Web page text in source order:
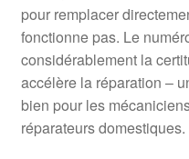
pour remplacer
fonctionne pas. Le
considérablement la
accélère la réparation –
bien pour les
réparateurs domestiques.